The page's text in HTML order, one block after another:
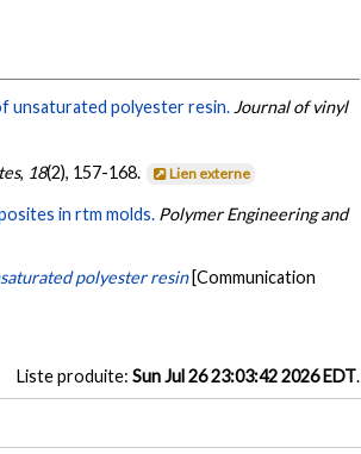
unsaturated polyester resin. Journal of vinyl
, 18(2), 157-168. Lien externe
in rtm molds. Polymer Engineering and
polyester resin [Communication
Liste produite: Sun Jul 26 23:03:42 2026 EDT.